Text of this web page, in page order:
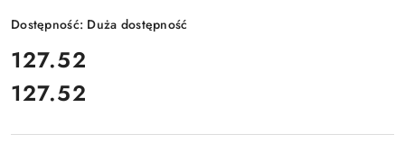
Dostępność: Duża dostępność
cena:
127.52
Cena:
127.52